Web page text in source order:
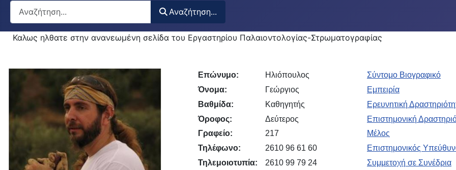
Αναζήτηση...
Αναζήτηση...
Καλως ηλθατε στην ανανεωμένη σελίδα του Εργαστηρίου Παλαιοντολογίας-Στρωματογραφίας
Επώνυμο: Ηλιόπουλος Σύντομο Βιογραφικό
Όνομα:
Γεώργιος Εμπειρία
Βαθμίδα:
Καθηγητής Ερευνητική
Όροφος:
Δεύτερος Επιστημονική
Γραφείο:
217
Μέλος
Τηλέφωνο:
2610 96 61 60
Επιστημονικός
Τηλεμοιοτυπία:
2610 99 79 24
Συμμετοχή σε Συνέδρια